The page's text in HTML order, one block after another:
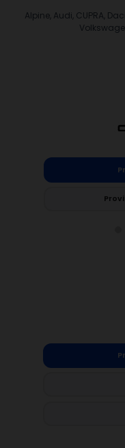
Alpine, Audi, CUPRA,